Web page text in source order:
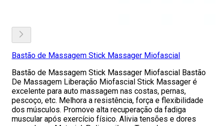
Bastão de Massagem Stick Massager Miofascial
Bastão de Massagem Stick Massager Miofascial Bastão
De Massagem Liberação Miofascial Stick Massager é
excelente para auto massagem nas costas, pernas,
pescoço, etc. Melhora a resistência, força e flexibilidade
dos músculos. Promove alta recuperação da fadiga
muscular após exercício físico. Alivia tensões e dores